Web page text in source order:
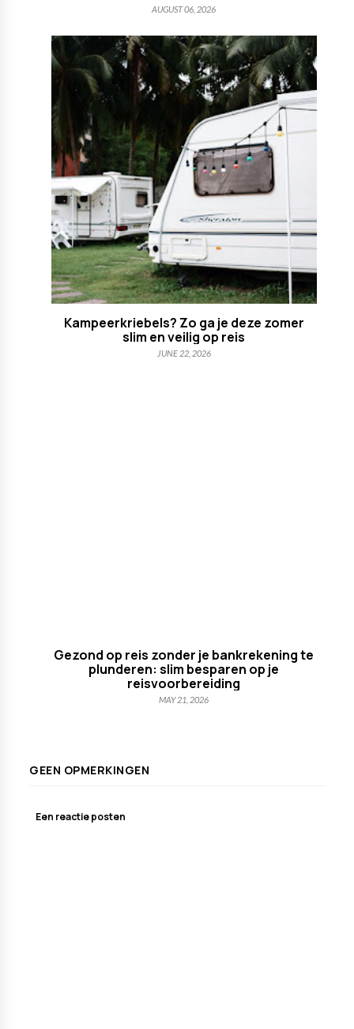
AUGUST 06, 2026
Kampeerkriebels? Zo ga je deze zomer
slim en veilig op reis
JUNE 22, 2026
Gezond op reis zonder je bankrekening te
plunderen: slim besparen op je
reisvoorbereiding
MAY 21, 2026
GEEN OPMERKINGEN
Een reactie posten